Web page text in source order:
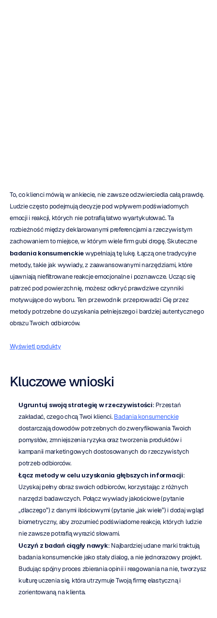
To, co klienci mówią w ankiecie, nie zawsze odzwierciedla całą prawdę.
Ludzie często podejmują decyzje pod wpływem podświadomych
emocji i reakcji, których nie potrafią łatwo wyartykułować. Ta
rozbieżność między deklarowanymi preferencjami a rzeczywistym
zachowaniem to miejsce, w którym wiele firm gubi drogę. Skuteczne
badania konsumenckie wypełniają tę lukę. Łączą one tradycyjne
metody, takie jak wywiady, z zaawansowanymi narzędziami, które
ujawniają niefiltrowane reakcje emocjonalne i poznawcze. Ucząc się
patrzeć pod powierzchnię, możesz odkryć prawdziwe czynniki
motywujące do wyboru. Ten przewodnik przeprowadzi Cię przez
metody potrzebne do uzyskania pełniejszego i bardziej autentycznego
obrazu Twoich odbiorców.
Wyświetl produkty
Kluczowe wnioski
Ugruntuj swoją strategię w rzeczywistości: Przestań
zakładać, czego chcą Twoi klienci. Badania konsumenckie
dostarczają dowodów potrzebnych do zweryfikowania Twoich
pomysłów, zmniejszenia ryzyka oraz tworzenia produktów i
kampanii marketingowych dostosowanych do rzeczywistych
potrzeb odbiorców.
Łącz metody w celu uzyskania głębszych informacji:
Uzyskaj pełny obraz swoich odbiorców, korzystając z różnych
narzędzi badawczych. Połącz wywiady jakościowe (pytanie
„dlaczego”) z danymi ilościowymi (pytanie „jak wiele”) i dodaj wgląd
biometryczny, aby zrozumieć podświadome reakcje, których ludzie
nie zawsze potrafią wyrazić słowami.
Uczyń z badań ciągły nawyk: Najbardziej udane marki traktują
badania konsumenckie jako stały dialog, a nie jednorazowy projekt.
Budując spójny proces zbierania opinii i reagowania na nie, tworzysz
kulturę uczenia się, która utrzymuje Twoją firmę elastyczną i
zorientowaną na klienta.